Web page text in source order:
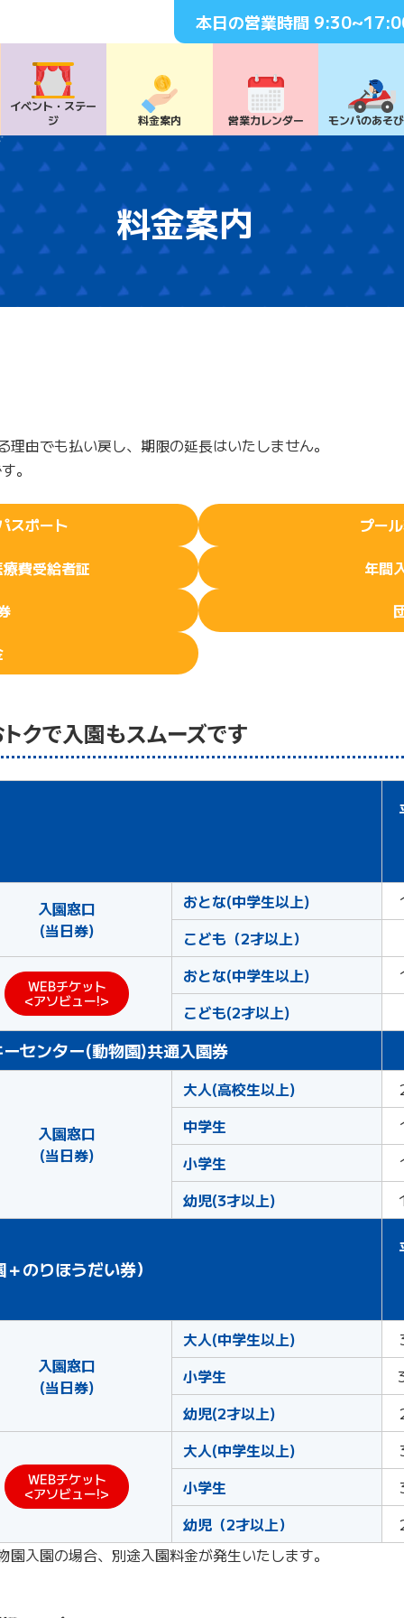
本日の営業時間
イベント・ ステー
ジ
料⾦案内 営業カレンダー モンパのあそ
料金案内
由でも払い戻し、期限の延長はいたしません。
。
スポート
プー
費受給者証
年間
クで入園もスムーズです
入園窓口
(当日券)
おとな(中学生以上)
こども（2才以上）
WEBチケット
<アソビュー!>
おとな(中学生以上)
こども(2才以上)
センター(動物園)共通入園券
入園窓口
(当日券)
大人(高校生以上)
中学生
小学生
幼児(3才以上)
のりほうだい券）
入園窓口
(当日券)
大人(中学生以上)
小学生
幼児(2才以上)
WEBチケット
<アソビュー!>
大人(中学生以上)
小学生
幼児（2才以上）
入園の場合、別途入園料金が発生いたします。